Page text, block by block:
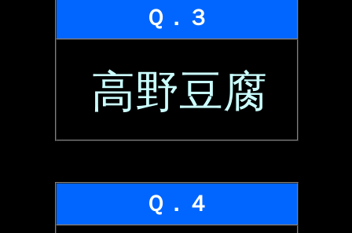
Ｑ．３
高野豆腐
Ｑ．４